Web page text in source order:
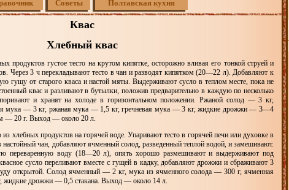
Советы Полтавская кухня
Квас
Хлебный квас
продуктов густое тесто на крутом кипятке, осторожно вливая его тонкой струей и
Через 3 ч перекладывают тесто в чан и разводят кипятком (20—22 л). Добавляют к
гущу от старого кваса и настой мяты. Выдерживают сусло в теплом месте, пока не
квас и разливают в бутылки, положив предварительно в каждую по несколько
и хранят на холоде в горизонтальном положении. Ржаной солод — 3 кг,
мука — 3 кг, ржаная мука — 1,5 кг, гречневая мука — 3 кг, жидкие дрожжи — 3—4
— 20 г. Выход — около 20 л.
хлебных продуктов на горячей воде. Упаривают тесто в горячей печи или духовке в
настойный чан, добавляют ячменный солод, разведенный теплой водой, и замешивают.
переваренную воду (18—20 л), опять хорошо размешивают и выдерживают под
сусло переливают вместе с гущей в кадку, добавляют дрожжи и сбраживают 3
открытой. Солод ячменный — 2 кг, мука из ячменного солода — 300 г, ячменная
дрожжи — 0,5 стакана. Выход — около 14 л.